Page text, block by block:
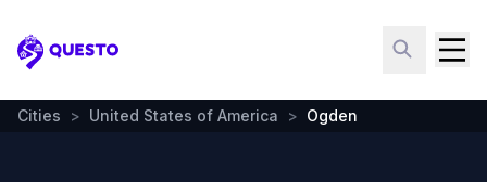
Questo
Cities > United States of America > Ogden